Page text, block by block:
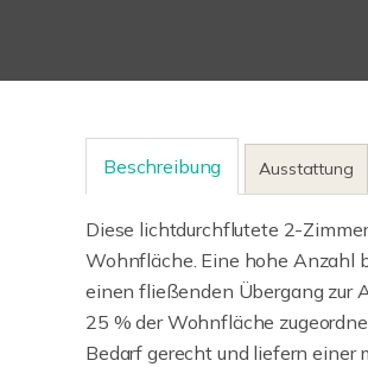
Beschreibung Ausstattung
Diese lichtdurchflutete 2-
Wohnfläche. Eine hohe Anzahl
einen fließenden Übergang zur
25 % der Wohnfläche
Bedarf gerecht und liefern einer